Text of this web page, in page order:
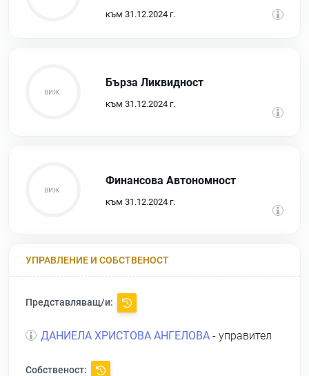
към 31.12.2024 г.
Бърза Ликвидност
към 31.12.2024 г.
Финансова Автономност
към 31.12.2024 г.
УПРАВЛЕНИЕ И СОБСТВЕНОСТ
Представляващ/и:
ДАНИЕЛА ХРИСТОВА АНГЕЛОВА - управител
Собственост: